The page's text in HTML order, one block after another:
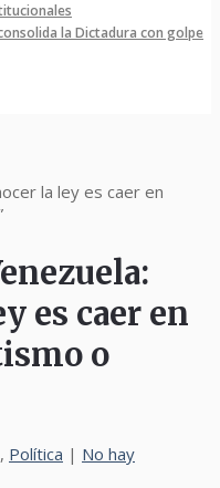
consolida la Dictadura con golpe
la ley es caer en
es caer en
o
, Política | No hay